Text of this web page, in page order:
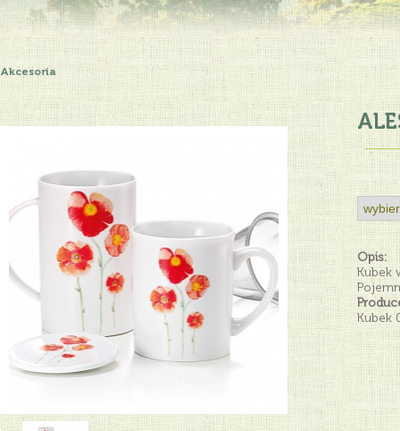
Akcesoria
Opis:
Kubek
Kubek